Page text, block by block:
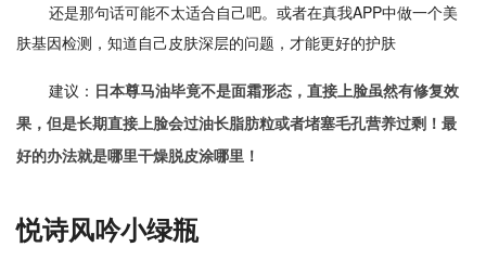
还是那句话可能不太适合自己吧。或者在真我APP中做一个美
肤基因检测，知道自己皮肤深层的问题，才能更好的护肤
建议： 日本尊马油毕竟不是面霜形态，直接上脸虽然有修复效
果，但是长期直接上脸会过油长脂肪粒或者堵塞毛孔营养过剩！最
好的办法就是哪里干燥脱皮涂哪里！
悦诗风吟小绿瓶